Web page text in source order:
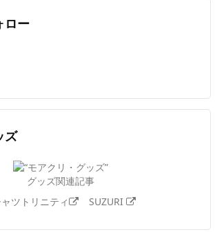
ロー
ズ
グッズ関連記事
ツトリニティ
SUZURI